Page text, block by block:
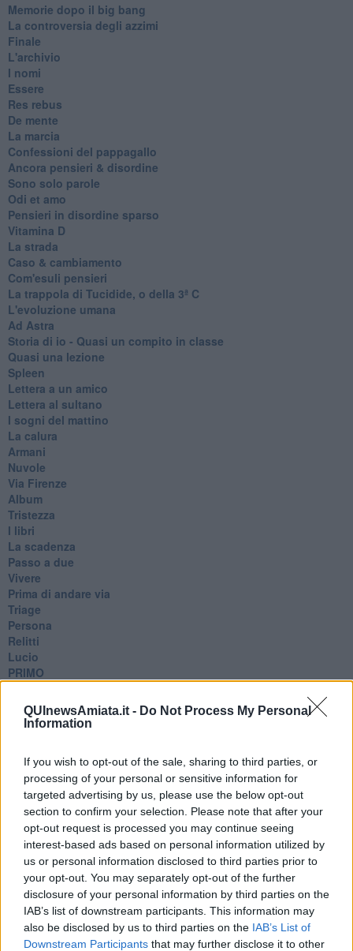
QUInewsAmiata.it - Do Not Process My Personal
Information
If you wish to opt-out of the sale, sharing to third parties, or
processing of your personal or sensitive information for
targeted advertising by us, please use the below opt-out
section to confirm your selection. Please note that after your
opt-out request is processed you may continue seeing
interest-based ads based on personal information utilized by
us or personal information disclosed to third parties prior to
your opt-out. You may separately opt-out of the further
disclosure of your personal information by third parties on the
IAB’s list of downstream participants. This information may
also be disclosed by us to third parties on the IAB’s List of
Downstream Participants that may further disclose it to other
Memorie dopo il big bang
La controversia degli azzimi
Finale
L'archivio
I nomi
Essere
Res rebus
De mente
La marcia
Confessioni del pappagallo
Ancora pensieri & disordine
Sono solo parole
Odi et amo
Pensieri in disordine sparso
Vitamina D
La strada
Caso & cambiamento
Com'esuli pensieri
La trappola di Tucidide, o della 3ª C
L'evoluzione umana
Ad Astra
Storia di io - Quasi un compito in classe
Quasi una lezione
Spleen
Lettera a un amico
Lettera al sultano
I sogni del mattino
La calura
Armani
Nuvole
Via Firenze
Album
Tristezza
I libri
La scadenza
Passo a due
Vivere
Prima di andare via
Triage
Persona
Relitti
Lucio
PRIMO
Accidenti all’amore
Protezione civile
Il muro di Baj
Biografia emotiva
La tempesta e altro
Umani
I bolidi
Parole
Amarezza
Colpa & merito
Vento
​LA PANCHINA ROSSA Requiem per il Commissario
Ospedali del cuore
Coraçào